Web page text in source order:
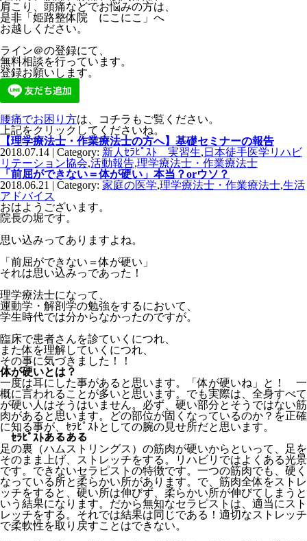
肩こり、頭痛などでお悩みの方は、
是非「姫路整体院 にこにこ」へ
お越しください。
ライン＠の登録にて、
無料相談を行っています。
登録お願いします。
腰痛でお困り方は、コチラもご覧ください。
上記をクリックしてくださいね。
【理学療法士・作業療法士の方へ】基礎セミナーの報告
2018.07.14 | Category: 新人ｾﾗﾋﾟｽﾄ 実習生, 日本徒手医学リハビ
リテーション協会,活動報告,理学療法士・作業療法士
「前屈ができない＝体が硬い」本当？orウソ？
2018.06.21 | Category: 家庭の医学,理学療法士・作業療法士,生活
アドバイス
おはようございます。
院長の堀です。
思い込みってありますよね。
「前屈ができない＝体が硬い」
それは思い込みっであった！
理学療法士になって、
運動学・解剖学の勉強をするにおいて、
学生時代では分からなかったのですが。
臨床で患者さんを診ていくにつれ、
また体を理解していくにつれ、
その事に気づきました！！
体が硬いとは？
一度は耳にした事があると思います。「体が硬いね」と！ 一
概に言われることが多いと思います。でも実際は、全身すべて
が硬い人はそうはいません。必ず、硬い部分とそうではない筋
肉があると思います。どの部位が固くなっているのか？を正確
に知る事が、ｾﾗﾋﾟｽﾄとしての腕の見せ所だと思います。
ｾﾗﾋﾟｽﾄあるある
足の裏（ハムストリングス）の筋肉が硬いからといって、足を
そのまま上げ、ストレッチをする。リハビリではよくある光景
です。できないセラピストの特徴です。一つの筋肉でも、硬く
なっている所と柔らかい所があります。で、筋肉全体をストレ
ッチをすると、硬い所は伸びず、柔らかい所が伸びてしまうと
いう結果になります。だから無知なセラピストは、適当にスト
レッチをする。それでは結果は同じである！適切なストレッチ
で柔軟性を取り戻すことはできない。